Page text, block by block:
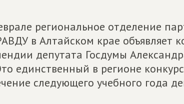
региональное отделение
в Алтайском крае объявляет
депутата Госдумы
единственный в регионе
следующего учебного года